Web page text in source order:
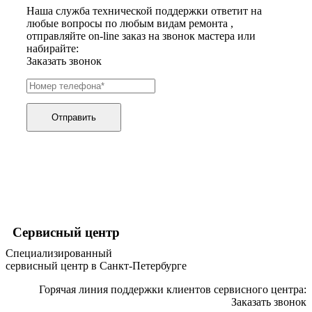
хьюмидоров
ибп
игровых приставок
игрушек
игрушек на радиоуправлении
имитаторов верховой езды
ингаляторов
инкубаторов
интерактивных комплексов
интерфейсных модулей
инверторов
ионизаторов
ip телефонов
Наша служба технической поддержки ответит на
любые вопросы по любым видам ремонта ,
отправляйте on-line заказ на звонок мастера или
набирайте:
Заказать звонок
Отправить
Сервисный центр
Специализированный
сервисный центр в Санкт-Петербурге
Горячая линия поддержки клиентов сервисного центра:
Заказать звонок